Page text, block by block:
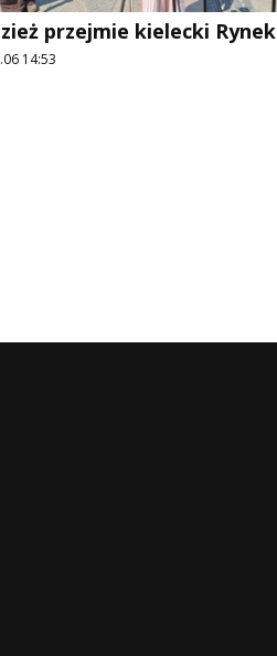
przejmie kielecki Rynek
14:53